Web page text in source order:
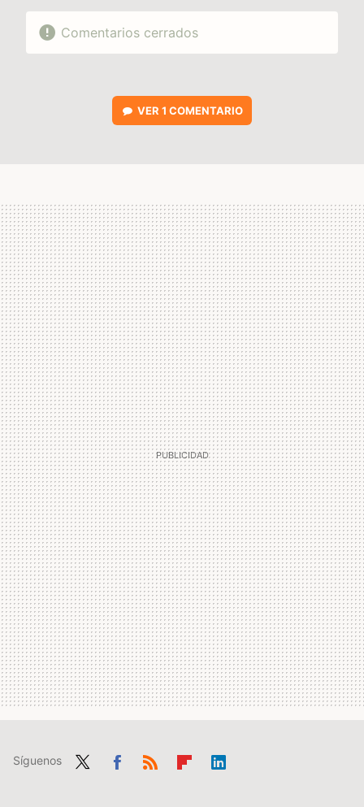
Comentarios cerrados
VER 1 COMENTARIO
Síguenos